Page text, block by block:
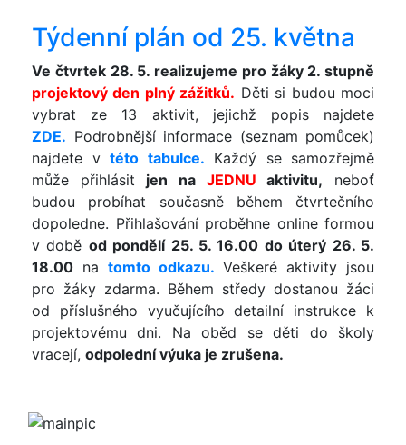
Týdenní plán od 25. května
Ve čtvrtek 28. 5. realizujeme pro žáky 2. stupně
projektový den plný zážitků. Děti si budou moci
vybrat ze 13 aktivit, jejichž popis najdete
ZDE. Podrobnější informace (seznam pomůcek)
najdete v této tabulce. Každý se samozřejmě
může přihlásit jen na JEDNU aktivitu, neboť
budou probíhat současně během čtvrtečního
dopoledne. Přihlašování proběhne online formou
v době od pondělí 25. 5. 16.00 do úterý 26. 5.
18.00 na tomto odkazu. Veškeré aktivity jsou
pro žáky zdarma. Během středy dostanou žáci
od příslušného vyučujícího detailní instrukce k
projektovému dni. Na oběd se děti do školy
vracejí, odpolední výuka je zrušena.